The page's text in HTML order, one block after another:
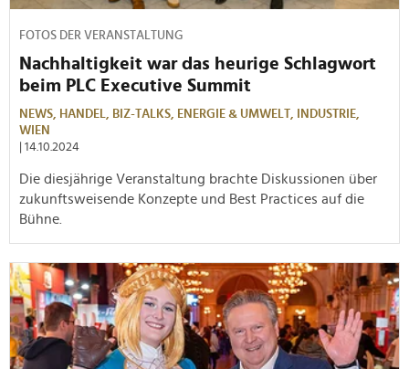
FOTOS DER VERANSTALTUNG
Nachhaltigkeit war das heurige Schlagwort
beim PLC Executive Summit
NEWS, HANDEL, BIZ-TALKS, ENERGIE & UMWELT,
INDUSTRIE,
WIEN
| 14.10.2024
Die diesjährige Veranstaltung brachte Diskussionen über
zukunftsweisende Konzepte und Best Practices auf die
Bühne.